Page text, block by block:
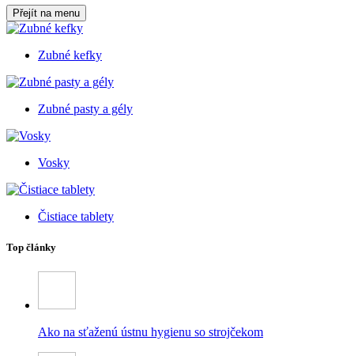
Přejít na menu
Zubné kefky
Zubné pasty a gély
Vosky
Čistiace tablety
Top články
Ako na sťaženú ústnu hygienu so strojčekom